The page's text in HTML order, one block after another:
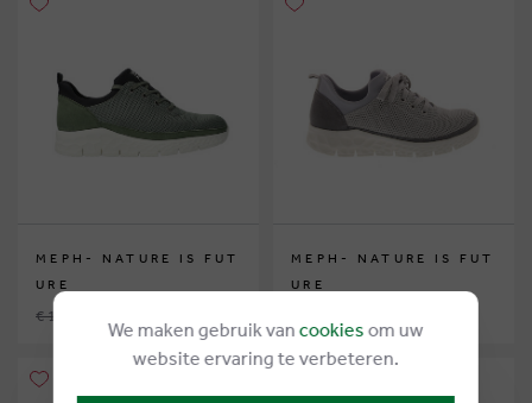
MEPH- NATURE IS FUT
URE
€ 185,00
MEPH- NATURE IS FUT
URE
We maken gebruik van cookies om uw
website ervaring te verbeteren.